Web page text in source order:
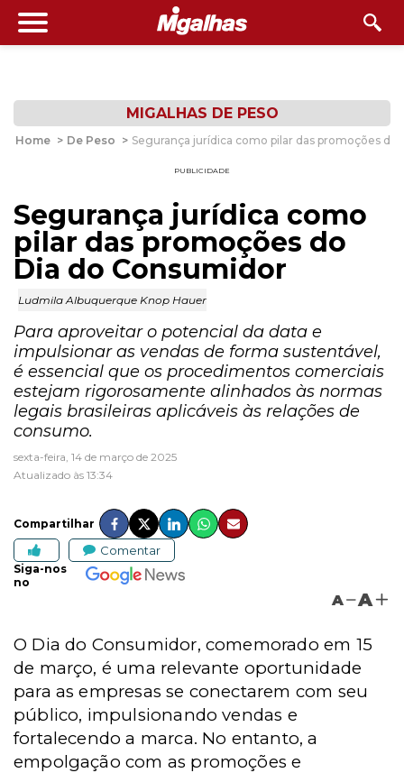
MIGALHAS DE PESO
Home > De Peso > Segurança jurídica como pilar das promoções do
PUBLICIDADE
Segurança jurídica como
pilar das promoções do
Dia do Consumidor
Ludmila Albuquerque Knop Hauer
Para aproveitar o potencial da data e
impulsionar as vendas de forma sustentável,
é essencial que os procedimentos comerciais
estejam rigorosamente alinhados às normas
legais brasileiras aplicáveis às relações de
consumo.
sexta-feira, 14 de março de 2025
Atualizado às 13:34
Compartilhar
Comentar
Siga-nos
no
A A
O Dia do Consumidor, comemorado em 15
de março, é uma relevante oportunidade
para as empresas se conectarem com seu
público, impulsionando vendas e
fortalecendo a marca. No entanto, a
empolgação com as promoções e